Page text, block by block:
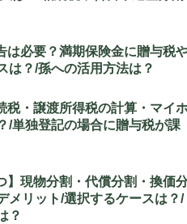
は必要？満期保険金に贈与税
は？/孫への活用方法は？
税・譲渡所得税の計算・マイ
/単独登記の場合に贈与税が課
】現物分割・代償分割・換価
メリット/選択するケースは？/
？